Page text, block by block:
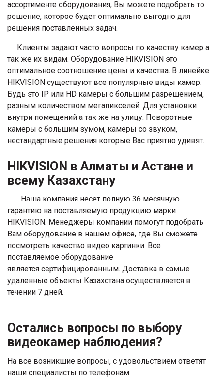
ассортименте оборудования, Вы можете подобрать то
решение, которое будет оптимально выгодно для
решения поставленных задач.
Клиенты задают часто вопросы по качеству камер а
так же их видам. Оборудование HIKVISION это
оптимальное соотношение цены и качества. В линейке
HIKVISION существуют все популярные виды камер.
Будь это IP или HD камеры с большим разрешением,
разным количеством мегапикселей. Для установки
внутри помещений а так же на улицу. Поворотные
камеры с большим зумом, камеры со звуком,
нестандартные решения которые Вас приятно удивят.
HIKVISION в Алматы и Астане и
всему Казахстану
Наша компания несет полную 36 месячную
гарантию на поставляемую продукцию марки
HIKVISION. Менеджеры компании помогут подобрать
Вам оборудование в нашем офисе, где Вы сможете
посмотреть качество видео картинки. Все
поставляемое оборудование
является сертифицированным. Доставка в самые
удаленные объекты Казахстана осуществляется в
течении 7 дней.
Остались вопросы по выбору
видеокамер наблюдения?
На все возникшие вопросы, с удовольствием ответят
наши специалисты по телефонам: